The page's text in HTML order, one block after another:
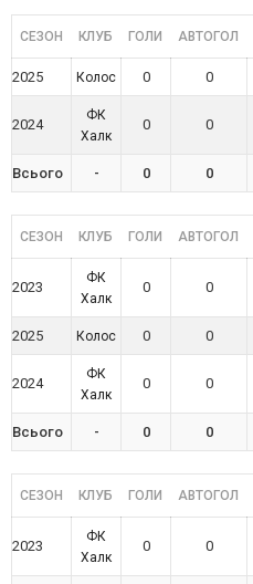
СЕЗОН КЛУБ ГОЛИ АВТОГОЛ
2025 Колос 0 0
2024
ФК
Халк
0 0
Всього - 0 0
СЕЗОН КЛУБ ГОЛИ АВТОГОЛ
2023
ФК
Халк
0 0
2025 Колос 0 0
2024
ФК
Халк
0 0
Всього - 0 0
СЕЗОН КЛУБ ГОЛИ АВТОГОЛ
2023
ФК
Халк
0 0